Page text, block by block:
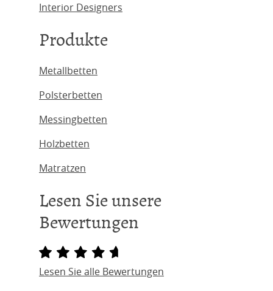
Interior Designers
Produkte
Metallbetten
Polsterbetten
Messingbetten
Holzbetten
Matratzen
Lesen Sie unsere
Bewertungen
Lesen Sie alle Bewertungen